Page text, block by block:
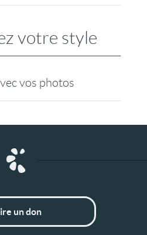
votre style
vos photos
un don